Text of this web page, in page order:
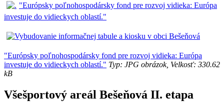
"Európsky poľnohospodársky fond pre rozvoj vidieka: Európa
investuje do vidieckych oblastí."
"Európsky poľnohospodársky fond pre rozvoj vidieka: Európa
investuje do vidieckych oblastí." Typ: JPG obrázok, Velkosť: 330.62
kB
Všešportový areál Bešeňová II. etapa